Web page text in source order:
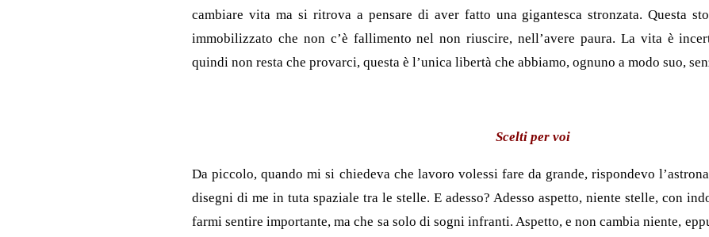
cambiare vita ma si ritrova a pensare di aver fatto una gigantesca stronzata. Questa
immobilizzato che non c’è fallimento nel non riuscire, nell’avere paura. La vita è
quindi non resta che provarci, questa è l’unica libertà che abbiamo, ognuno a modo suo,
Scelti per voi
Da piccolo, quando mi si chiedeva che lavoro volessi fare da grande, rispondevo
disegni di me in tuta spaziale tra le stelle. E adesso? Adesso aspetto, niente stelle, con
farmi sentire importante, ma che sa solo di sogni infranti. Aspetto, e non cambia niente,